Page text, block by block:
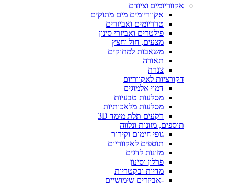
אקווריומים וציודם
אקווריומים מים מתוקים
טרריומים ואביזרים
פילטרים ואביזרי סינון
מצעים, חול וחצץ
משאבות למתוקים
תאורה
צנרת
דקורציות לאקווריום
דמוי אלמוגים
מסלעות טבעיות
מסלעות מלאכותיות
רקעים תלת מימד 3D
תוספים, מזונות ונלווה
גופי חימום וקירור
תוספים לאקווריום
מזונות לדגים
פרלון וסינון
מדיות ובקטריות
-אביזרים שימושיים